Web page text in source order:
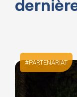
PARTENARIAT